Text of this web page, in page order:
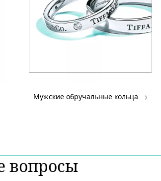
Мужские обручальные кольца
вопросы